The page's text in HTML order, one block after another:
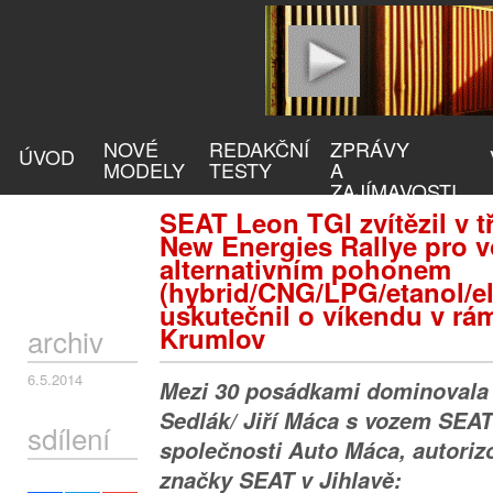
ÚVOD NOVÉ
MODELY
REDAKČNÍ
TESTY
ZPRÁVY
A
ZAJÍMAVOSTI
SEAT Leon TGI zvítězil v
New Energies Rallye pro
alternativním pohonem
(hybrid/CNG/LPG/etanol/
uskutečnil o víkendu v
Krumlov
archiv
6.5.2014
sdílení
Mezi 30 posádkami
Sedlák/ Jiří Máca s vozem
společnosti Auto Máca,
značky SEAT v Jihlavě: